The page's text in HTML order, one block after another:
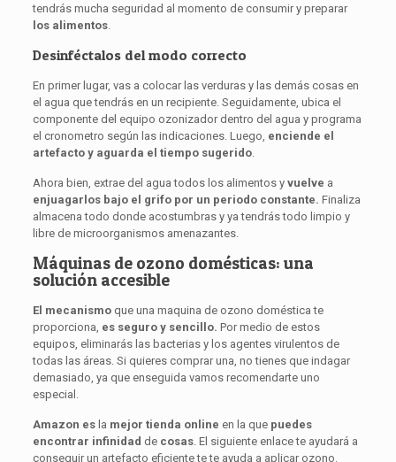
tendrás mucha seguridad al momento de consumir y preparar
los alimentos.
Desinféctalos del modo correcto
En primer lugar, vas a colocar las verduras y las demás cosas en
el agua que tendrás en un recipiente. Seguidamente, ubica el
componente del equipo ozonizador dentro del agua y programa
el cronometro según las indicaciones. Luego, enciende el
artefacto y aguarda el tiempo sugerido.
Ahora bien, extrae del agua todos los alimentos y vuelve a
enjuagarlos bajo el grifo por un periodo constante. Finaliza
almacena todo donde acostumbras y ya tendrás todo limpio y
libre de microorganismos amenazantes.
Máquinas de ozono domésticas: una
solución accesible
El mecanismoque una maquina de ozono doméstica te
proporciona, es seguro y sencillo. Por medio de estos
equipos, eliminarás las bacterias y los agentes virulentos de
todas las áreas. Si quieres comprar una, no tienes que indagar
demasiado, ya que enseguida vamos recomendarte uno
especial.
Amazon es la mejor tienda online en la quepuedes
encontrar infinidad decosas. El siguiente enlace te ayudará a
conseguir un artefacto eficiente te te ayuda a aplicar ozono.